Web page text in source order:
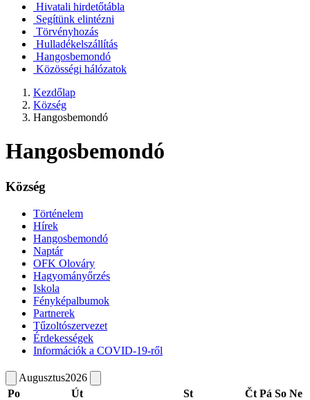
Hivatali hirdetőtábla
Segítünk elintézni
Törvényhozás
Hulladékelszállítás
Hangosbemondó
Közösségi hálózatok
Kezdőlap
Község
Hangosbemondó
Hangosbemondó
Község
Történelem
Hírek
Hangosbemondó
Naptár
OFK Olováry
Hagyományőrzés
Iskola
Fényképalbumok
Partnerek
Tűzoltószervezet
Érdekességek
Információk a COVID-19-ről
Augusztus2026
Po
Út St Čt Pá So Ne